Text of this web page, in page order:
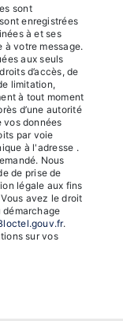
sont
enregistrées
à et ses
à votre message.
aux seuls
d’accès, de
limitation,
à tout moment
d’une autorité
vos données
par voie
à l'adresse .
Nous
de prise de
légale aux fins
avez le droit
.
sur vos